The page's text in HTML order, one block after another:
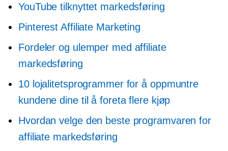
YouTube tilknyttet markedsføring
Pinterest Affiliate Marketing
Fordeler og ulemper med affiliate
markedsføring
10 lojalitetsprogrammer for å oppmuntre
kundene dine til å foreta flere kjøp
Hvordan velge den beste programvaren for
affiliate markedsføring